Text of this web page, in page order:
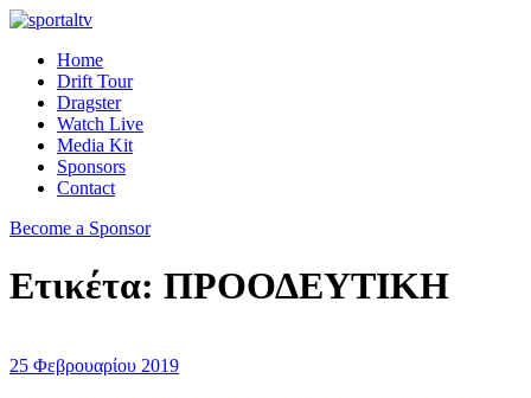
Home
Drift Tour
Dragster
Watch Live
Media Kit
Sponsors
Contact
Become a Sponsor
Ετικέτα: ΠΡΟΟΔΕΥΤΙΚΗ
25 Φεβρουαρίου 2019